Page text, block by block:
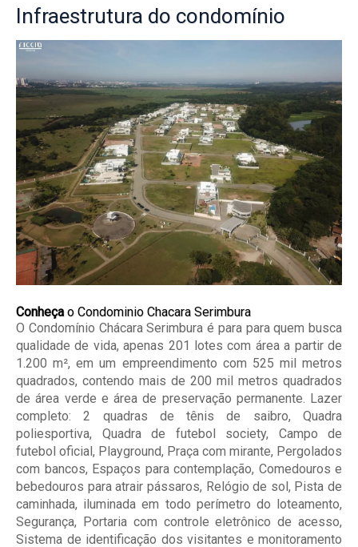
Infraestrutura do condomínio
Conheçao Condominio Chacara Serimbura
O Condomínio Chácara Serimbura é para para quem busca
qualidade de vida, apenas 201 lotes com área a partir de
1.200 m², em um empreendimento com 525 mil metros
quadrados, contendo mais de 200 mil metros quadrados
de área verde e área de preservação permanente. Lazer
completo: 2 quadras de tênis de saibro, Quadra
poliesportiva, Quadra de futebol society, Campo de
futebol oficial, Playground, Praça com mirante, Pergolados
com bancos, Espaços para contemplação, Comedouros e
bebedouros para atrair pássaros, Relógio de sol, Pista de
caminhada, iluminada em todo perímetro do loteamento,
Segurança, Portaria com controle eletrônico de acesso,
Sistema de identificação dos visitantes e monitoramento